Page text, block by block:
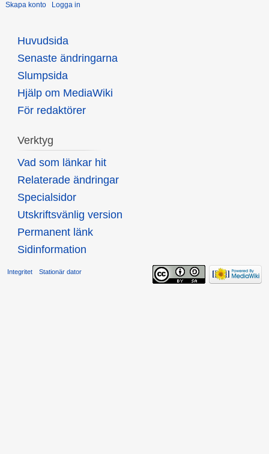
Skapa konto Logga in
Huvudsida
Senaste ändringarna
Slumpsida
Hjälp om MediaWiki
För redaktörer
Verktyg
Vad som länkar hit
Relaterade ändringar
Specialsidor
Utskriftsvänlig version
Permanent länk
Sidinformation
Integritet Stationär dator